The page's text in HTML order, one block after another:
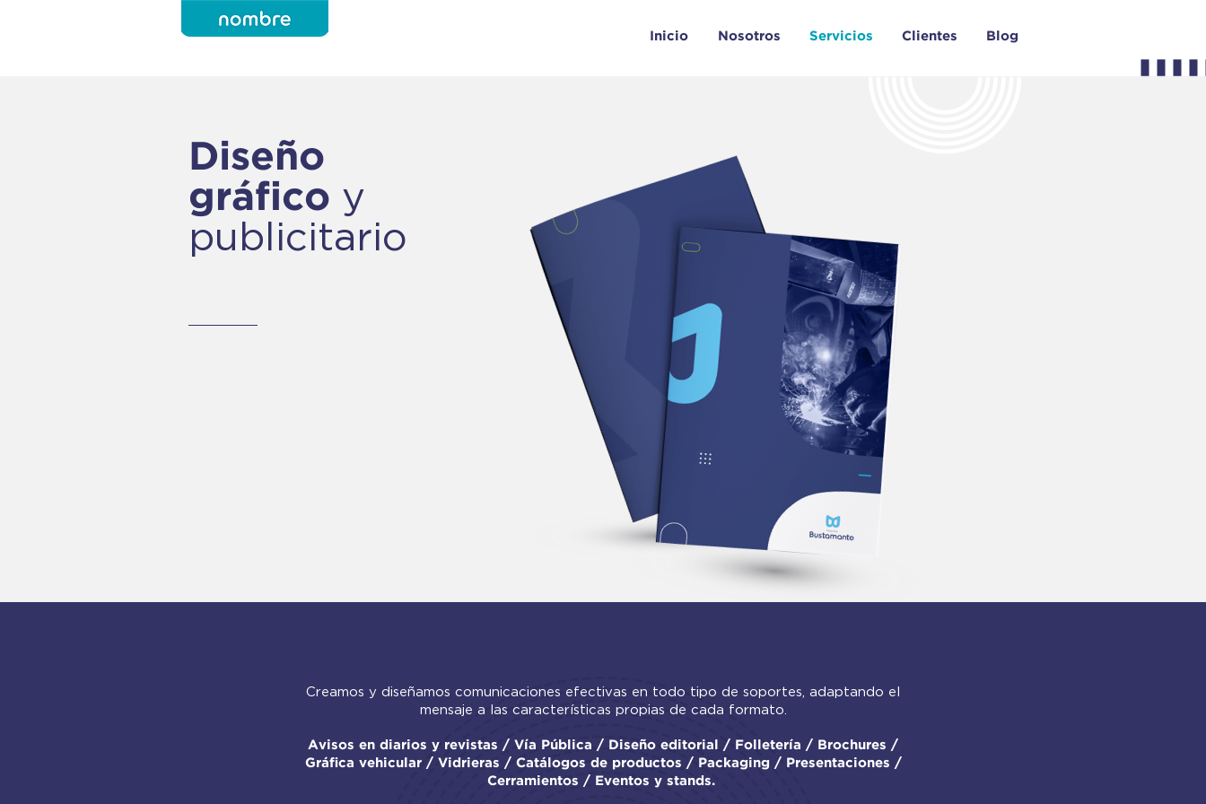
Inicio Nosotros Servicios Clientes Blog
Diseño
gráfico y
publicitario
Creamos y diseñamos comunicaciones efectivas en todo tipo de soportes, adaptando el
mensaje a las características propias de cada formato.
Avisos en diarios y revistas / Vía Pública / Diseño editorial / Folletería / Brochures /
Gráfica vehicular / Vidrieras / Catálogos de productos / Packaging / Presentaciones /
Cerramientos / Eventos y stands.